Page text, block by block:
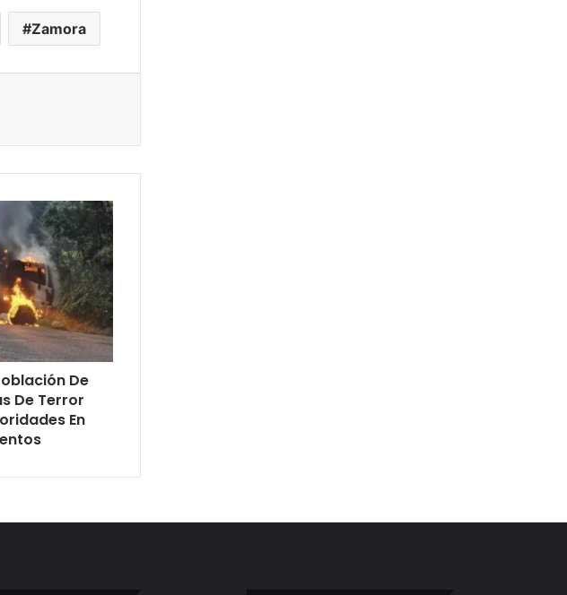
Zamora
De
De Terror
En